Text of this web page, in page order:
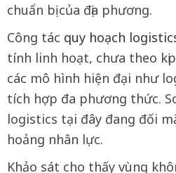
chuẩn bị của địa phương.
Công tác quy hoạch
tính linh hoạt, chưa theo
các mô hình hiện đại như
tích hợp đa phương thức.
logistics tại đây đang đối
hoảng nhân lực.
Khảo sát cho thấy vùng